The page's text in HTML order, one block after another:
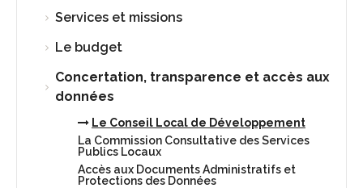
Services et missions
Le budget
Concertation, transparence et accès aux
données
Le Conseil Local de Développement
La Commission Consultative des Services
Publics Locaux
Accès aux Documents Administratifs et
Protections des Données